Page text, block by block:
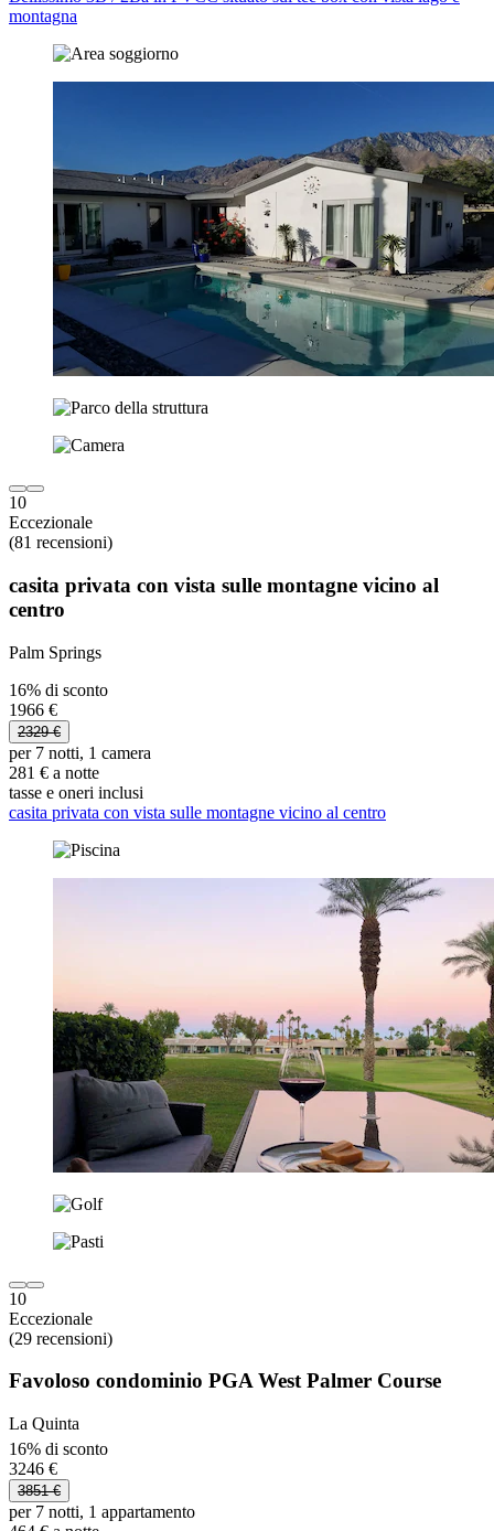
montagna
10
Eccezionale
(81 recensioni)
casita privata con vista sulle montagne vicino al
centro
Palm Springs
16% di sconto
1966 €
2329 €
per 7 notti, 1 camera
281 € a notte
tasse e oneri inclusi
casita privata con vista sulle montagne vicino al centro
10
Eccezionale
(29 recensioni)
Favoloso condominio PGA West Palmer Course
La Quinta
16% di sconto
3246 €
3851 €
per 7 notti, 1 appartamento